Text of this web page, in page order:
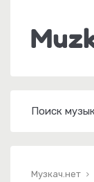
Музкач.нет